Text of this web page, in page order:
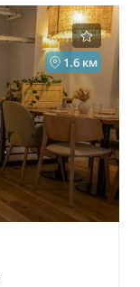
1.6 км